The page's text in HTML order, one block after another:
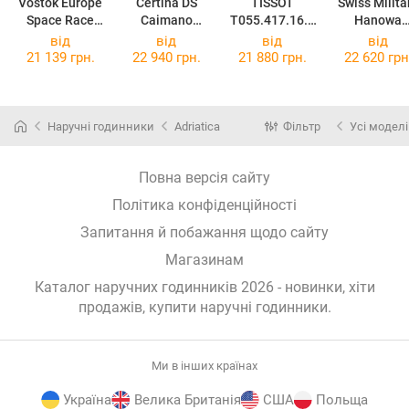
Space Race
6S30-325C744
Caimano
C035.417.16.0
47.00
T055.417.16.0
57.00
Hanowa
Chrono
від
21 139 грн.
від
22 940 грн.
від
21 880 грн.
від
22 620
Наручні годинники Adriatica Фільтр Усі моделі
Повна версія сайту
Політика конфіденційності
Запитання й побажання щодо сайту
Магазинам
Каталог наручних годинників 2026 - новинки, хіти
продажів, купити наручні годинники.
Ми в інших країнах
Україна Велика Британія США Польща